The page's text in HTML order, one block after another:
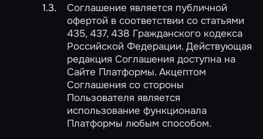
Соглашение является публичной
офертой в соответствии со статьями
435, 437, 438 Гражданского кодекса
Российской Федерации. Действующая
редакция Соглашения доступна на
Сайте Платформы. Акцептом
Соглашения со стороны
Пользователя является
использование функционала
Платформы любым способом.